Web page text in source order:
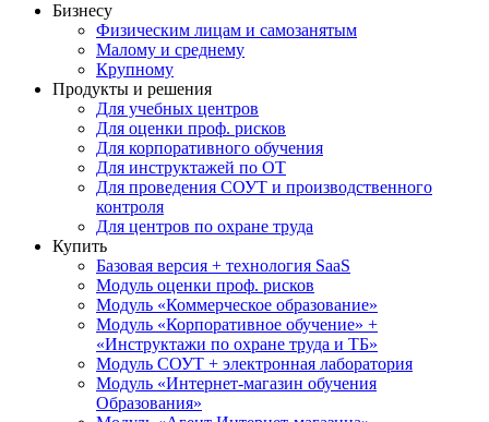
Бизнесу
Физическим лицам и самозанятым
Малому и среднему
Крупному
Продукты и решения
Для учебных центров
Для оценки проф. рисков
Для корпоративного обучения
Для инструктажей по ОТ
Для проведения СОУТ и производственного
контроля
Для центров по охране труда
Купить
Базовая версия + технология SaaS
Модуль оценки проф. рисков
Модуль «Коммерческое образование»
Модуль «Корпоративное обучение» +
«Инструктажи по охране труда и ТБ»
Модуль СОУТ + электронная лаборатория
Модуль «Интернет-магазин обучения
Образования»